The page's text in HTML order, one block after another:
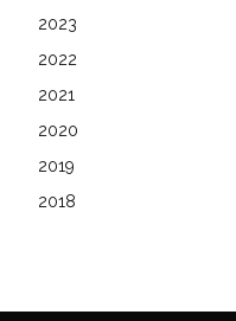
2023
2022
2021
2020
2019
2018